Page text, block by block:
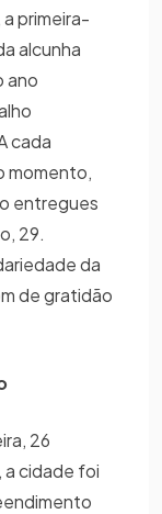
a primeira-
alcunha
ano
cada
momento,
entregues
29.
da
de gratidão
26
a cidade foi